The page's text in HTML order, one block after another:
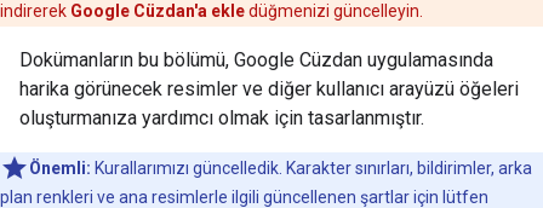
indirerek Google Cüzdan'a ekledüğmenizi güncelleyin.
Dokümanların bu bölümü, Google Cüzdan uygulamasında
harika görünecek resimler ve diğer kullanıcı arayüzü öğeleri
oluşturmanıza yardımcı olmak için tasarlanmıştır.
Önemli: Kurallarımızı güncelledik. Karakter sınırları, bildirimler, arka
plan renkleri ve ana resimlerle ilgili güncellenen şartlar için lütfen